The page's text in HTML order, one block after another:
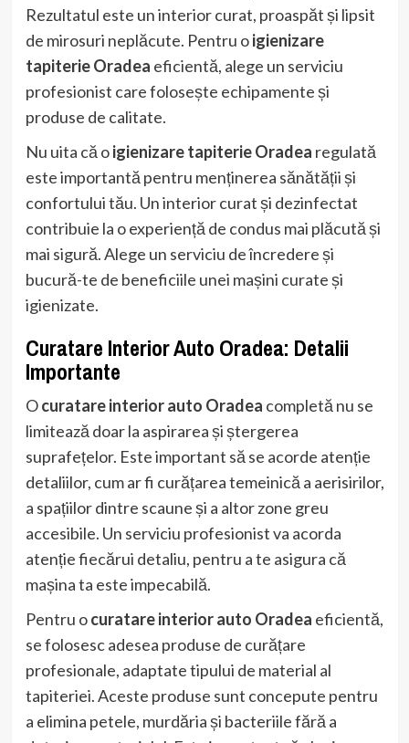
Rezultatul este un interior curat, proaspăt și lipsit
de mirosuri neplăcute. Pentru oigienizare
tapiterie Oradea eficientă, alege un serviciu
profesionist care folosește echipamente și
produse de calitate.
Nu uita că oigienizare tapiterie Oradea regulată
este importantă pentru menținerea sănătății și
confortului tău. Un interior curat și dezinfectat
contribuie la o experiență de condus mai plăcută și
mai sigură. Alege un serviciu de încredere și
bucură-te de beneficiile unei mașini curate și
igienizate.
Curatare Interior Auto Oradea: Detalii
Importante
Ocuratare interior auto Oradea completă nu se
limitează doar la aspirarea și ștergerea
suprafețelor. Este important să se acorde atenție
detaliilor, cum ar fi curățarea temeinică a aerisirilor,
a spațiilor dintre scaune și a altor zone greu
accesibile. Un serviciu profesionist va acorda
atenție fiecărui detaliu, pentru a te asigura că
mașina ta este impecabilă.
Pentru ocuratare interior auto Oradea eficientă,
se folosesc adesea produse de curățare
profesionale, adaptate tipului de material al
tapiteriei. Aceste produse sunt concepute pentru
a elimina petele, murdăria și bacteriile fără a